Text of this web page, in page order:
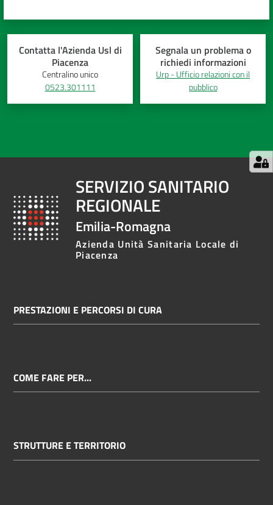
Contatta l'Azienda Usl di
Piacenza
Centralino unico
0523.301111
Segnala un problema o
richiedi informazioni
Urp - Ufficio relazioni con il
pubblico
SERVIZIO SANITARIO
REGIONALE
Emilia-Romagna
Azienda Unità Sanitaria Locale di
Piacenza
PRESTAZIONI E PERCORSI DI CURA
COME FARE PER...
STRUTTURE E TERRITORIO